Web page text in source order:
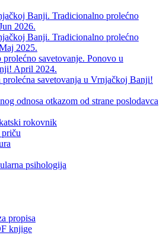
Banji. Tradicionalno prolećno
2026.
Banji. Tradicionalno prolećno
2025.
savetovanje. Ponovo u
April 2024.
prolećna savetovanja u Vrnjačkoj Banji!
odnosa otkazom od strane poslodavca
rokovnik
psihologija
propisa
knjige